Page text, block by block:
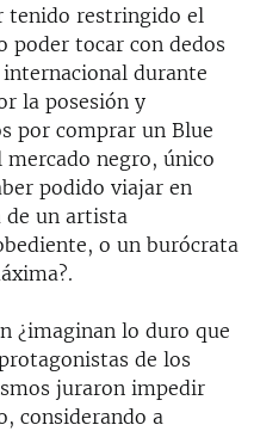
tenido restringido el
poder tocar con dedos
durante
la posesión y
por comprar un Blue
mercado negro, único
podido viajar en
de un artista
o un burócrata
¿imaginan lo duro que
de los
juraron impedir
considerando a